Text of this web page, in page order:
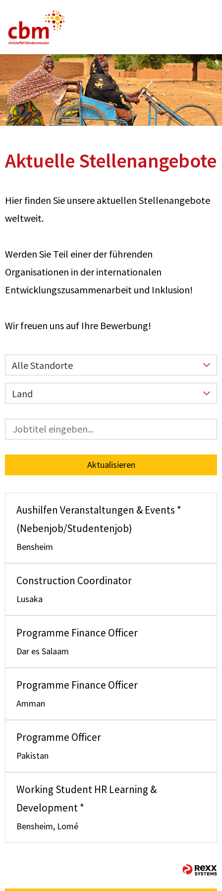
Deutsch Englisch Französisch
Stellenangebote
FAQ
Aktuelle Stellenangebote
Hier finden Sie unsere aktuellen Stellenangebote
weltweit.
Werden Sie Teil einer der führenden
Organisationen in der internationalen
Entwicklungszusammenarbeit und Inklusion!
Wir freuen uns auf Ihre Bewerbung!
Alle Standorte
Land
Aktualisieren
Aushilfen Veranstaltungen & Events *
(Nebenjob/Studentenjob)
Bensheim
Construction Coordinator
Lusaka
Programme Finance Officer
Dar es Salaam
Programme Finance Officer
Amman
Programme Officer
Pakistan
Working Student HR Learning &
Development *
Bensheim, Lomé